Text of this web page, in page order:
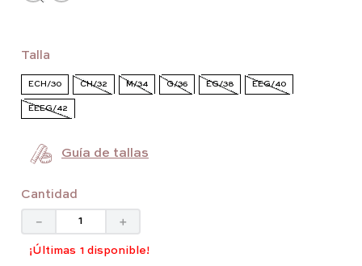
Talla
ECH/30 CH/32 M/34 G/36 EG/38 EEG/40
EEEG/42
Guía de tallas
Cantidad
＋
－
1 disponible